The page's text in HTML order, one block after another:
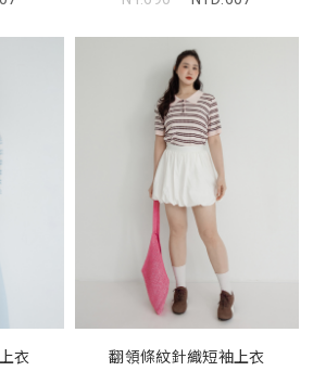
衣
翻領條紋針織短袖上衣